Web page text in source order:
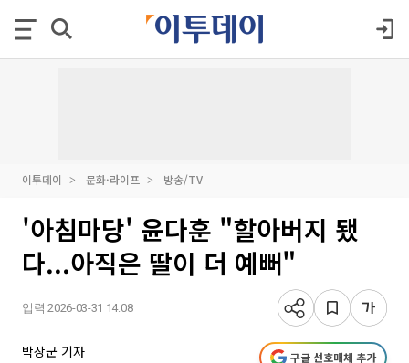
이투데이 문화·라이프 방송/TV
'아침마당' 윤다훈 "할아버지 됐
다...아직은 딸이 더 예뻐"
입력 2026-03-31 14:08
박상군 기자 구글 선호매체 추가